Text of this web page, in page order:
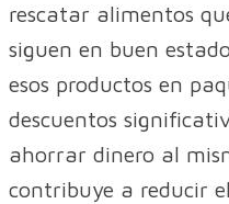
rescatar alimentos
siguen en buen
esos productos en
descuentos
ahorrar dinero al
contribuye a reducir